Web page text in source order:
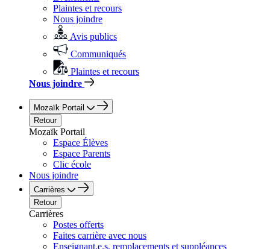
Plaintes et recours
Nous joindre
Avis publics
Communiqués
Plaintes et recours
Nous joindre
Mozaïk Portail
Retour
Mozaïk Portail
Espace Élèves
Espace Parents
Clic école
Nous joindre
Carrières
Retour
Carrières
Postes offerts
Faites carrière avec nous
Enseignant.e.s, remplacements et suppléances